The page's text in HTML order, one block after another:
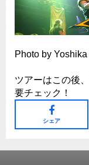
Photo by
ツアーはこの後
要チェック！
シェア